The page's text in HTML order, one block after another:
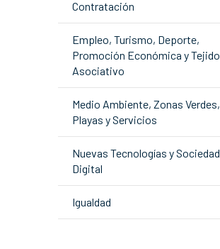
Contratación
Empleo, Turismo, Deporte,
Promoción Económica y Tejido
Asociativo
Medio Ambiente, Zonas Verdes,
Playas y Servicios
Nuevas Tecnologías y Sociedad
Digital
Igualdad